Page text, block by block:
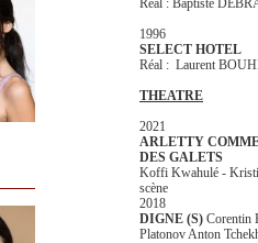
Réal : Baptiste
1996
SELECT HOTEL
Réal : Laurent
THEATRE
2021
ARLETTY
DES GALETS
Koffi Kwahulé -
scène
2018
DIGNE (S) Corentin
Platonov Anton